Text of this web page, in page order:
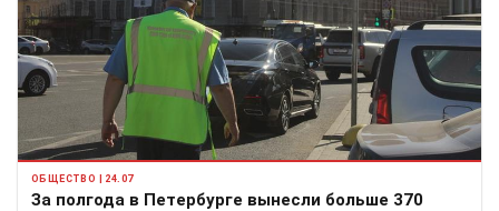
ОБЩЕСТВО | 24.07
За полгода в Петербурге вынесли больше 370